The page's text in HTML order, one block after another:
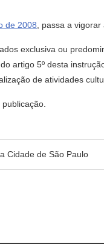
de 2008 , passa a
exclusiva ou
artigo 5º desta
de atividades
Cidade de São Paulo